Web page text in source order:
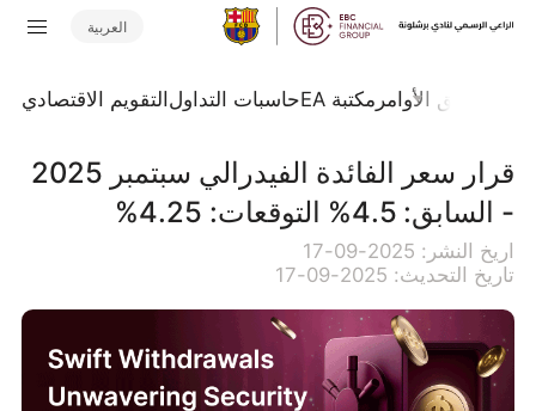
العربية
تدفق الأوامر مكتبة EA حاسبات التداولالتقويم الاقتصادي
قرار سعر الفائدة الفيدرالي سبتمبر 2025
- السابق: 4.5% التوقعات: 4.25%
اريخ النشر: 2025-09-17
تاريخ التحديث: 2025-09-17